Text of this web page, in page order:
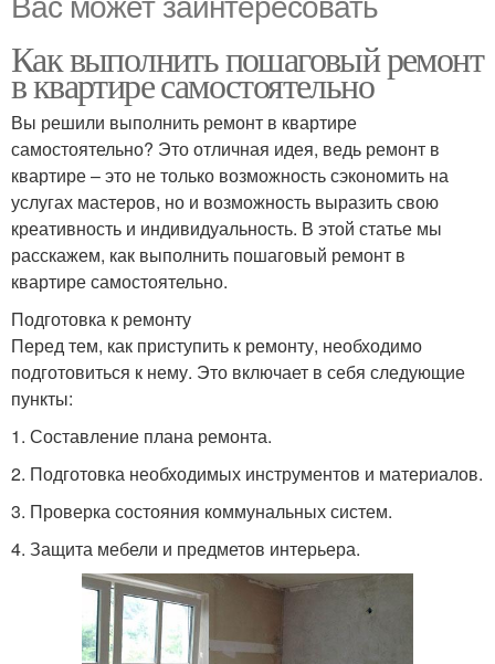
Как выполнить пошаговый ремонт
в квартире самостоятельно
Вы решили выполнить ремонт в квартире
самостоятельно? Это отличная идея, ведь ремонт в
квартире – это не только возможность сэкономить на
услугах мастеров, но и возможность выразить свою
креативность и индивидуальность. В этой статье мы
расскажем, как выполнить пошаговый ремонт в
квартире самостоятельно.
Подготовка к ремонту
Перед тем, как приступить к ремонту, необходимо
подготовиться к нему. Это включает в себя следующие
пункты:
1. Составление плана ремонта.
2. Подготовка необходимых инструментов и материалов.
3. Проверка состояния коммунальных систем.
4. Защита мебели и предметов интерьера.